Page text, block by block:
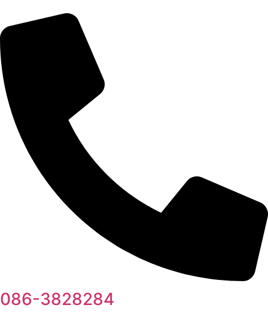
086-3828284